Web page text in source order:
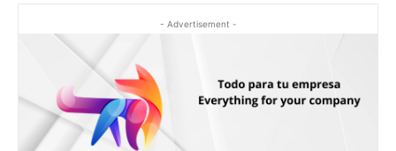
- Advertisement -